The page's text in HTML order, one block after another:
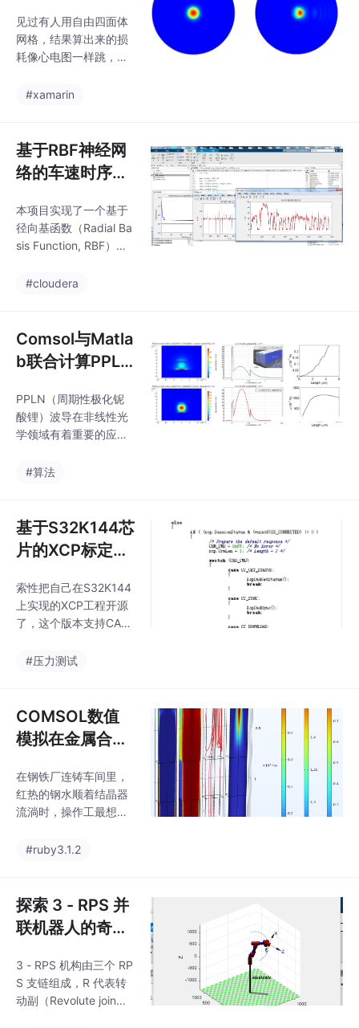
损计算的精准途
径
见过有人用自由四面体
网格，结果算出来的损
耗像心电图一样跳，换
老狗。记住，弯曲处至
能抓准场分布又不会让
内存爆炸。有个骚操
作：把PML做成渐变环
半径，吸收效果立竿见
影。折腾完这些，当看
到损耗曲线随弯曲半径
像秋名山车神完美过弯
的成就感绝对值回票
价。注意那个rad
#xamarin
基于RBF神经网
络的车速时序预
本项目实现了一个基于
径向基函数（Radial Ba
sis Function, RBF）神
系统，旨在利用历史车
测。该模型特别适用于
智能交通、自动驾驶能
量管理、车辆控制策略
来行驶状态的准确预判
是提升系统性能的关键
前提。整个系统以 MAT
模块化设计思路，依次
训
#cloudera
Comsol与Matla
b联合计算PPLN
效率转换——大
信号模型探索
PPLN（周期性极化铌
酸锂）波导在非线性光
学领域有着重要的应
将输入光的频率加倍，
光的能量。而大信号模
型则考虑了基频光和倍
频光在相互作用过程中
信号模型，它能更准确
地描述高功率输入情况
下的倍频过程。通过Co
算，我们可以更准确地
尤其是使用大信号模型
能够考
#算法
基于S32K144芯
片的XCP标定协
开放，结构清晰
便于移植，可直
他芯片
索性把自己在S32K144
上实现的XCP工程开源
了，这个版本支持CAN
e连接稳定，标定参数刷
编程的痕迹，比如每个
API都做了指针有效性检
查，连除零保护这种细
埋了个彩蛋：在xcp_ca
n.c第420行有个隐藏的
调试模式，连续收到三
原始数据日志功能。基
#压力测试
COMSOL数值
模拟在金属合金
中的应用：相场
流场温度场与坯
在钢铁厂连铸车间里，
红热的钢水顺着结晶器
流淌时，操作工最想知
底长多厚了？后来改用
x)^2 + d(fs,y)^2求极值
点，界面追踪稳如老
狗。某次仿真发现凝固
追查代码发现beta值多
输了个零——热膨胀搞
成十倍，钢水都快沸腾
#ruby3.1.2
探索 3 - RPS 并
联机器人的奇妙
3 - RPS 机构由三个 RP
S 支链组成，R 代表转
动副（Revolute join